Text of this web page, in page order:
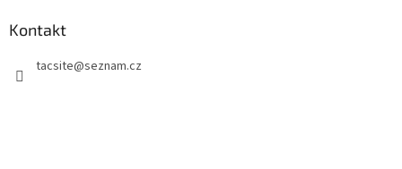
Kontakt
tacsite@seznam.cz